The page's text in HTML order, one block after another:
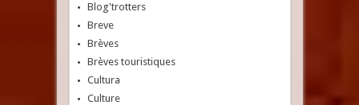
Blog'trotters
Breve
Brèves
Brèves touristiques
Cultura
Culture